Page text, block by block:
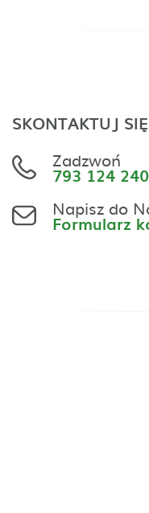
SKONTAKTUJ
Zadzwoń
793 124 240
Napisz do
Formularz